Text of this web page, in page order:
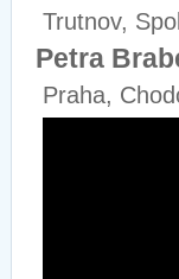
Trutnov,
Petra
Praha,